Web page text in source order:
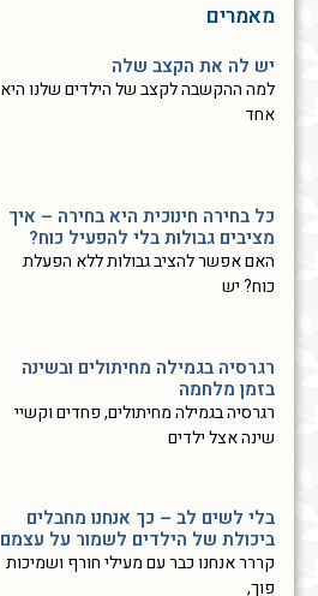
מאמרים
יש לה את הקצב שלה
למה ההקשבה לקצב של הילדים שלנו היא
אחד
כל בחירה חינוכית היא בחירה – איך
מציבים גבולות בלי להפעיל כוח?
האם אפשר להציב גבולות ללא הפעלת
כוח? יש
רגרסיה בגמילה מחיתולים ובשינה
בזמן מלחמה
רגרסיה בגמילה מחיתולים, פחדים וקשיי
שינה אצל ילדים
בלי לשים לב – כך אנחנו מחבלים
ביכולת של הילדים לשמור על עצמם
קררר אנחנו כבר עם מעילי חורף ושמיכות
פוך,